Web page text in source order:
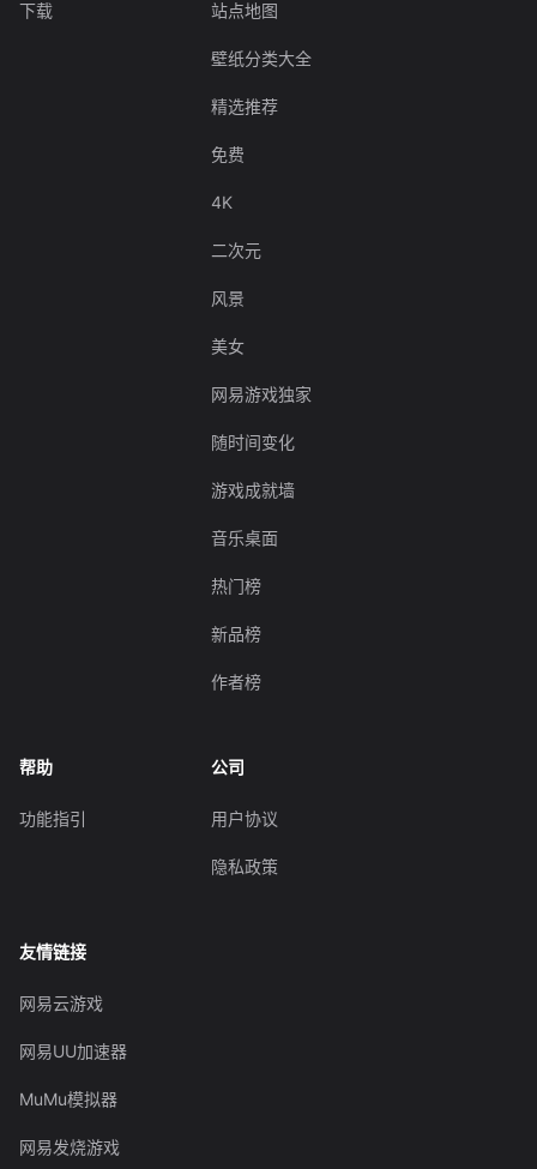
下载 站点地图
壁纸分类大全
精选推荐
免费
4K
二次元
风景
美女
网易游戏独家
随时间变化
游戏成就墙
音乐桌面
热门榜
新品榜
作者榜
帮助
功能指引
公司
用户协议
隐私政策
友情链接
网易云游戏
网易UU加速器
MuMu模拟器
网易发烧游戏